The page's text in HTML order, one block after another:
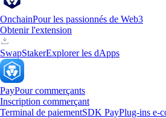
OnchainPour les passionnés de Web3
Obtenir l'extension
SwapStakerExplorer les dApps
PayPour commerçants
Inscription commerçant
Terminal de paiementSDK PayPlug-ins e-